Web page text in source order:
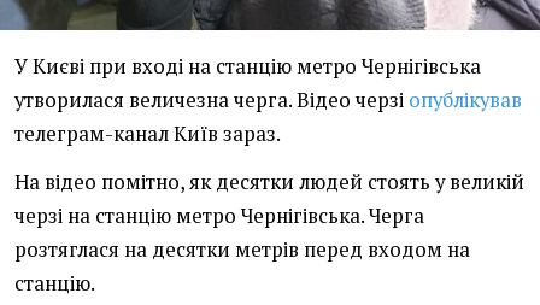
У Києві при вході на станцію метро Чернігівська
утворилася величезна черга. Відео черзі опублікував
телеграм-канал Київ зараз.
На відео помітно, як десятки людей стоять у великій
черзі на станцію метро Чернігівська. Черга
розтяглася на десятки метрів перед входом на
станцію.